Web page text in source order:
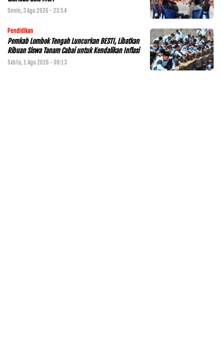
Senin, 3 Agu 2026 - 23:54
Pendidikan
Pemkab Lombok Tengah Luncurkan BESTI, Libatkan
Ribuan Siswa Tanam Cabai untuk Kendalikan Inflasi
Sabtu, 1 Agu 2026 - 09:13